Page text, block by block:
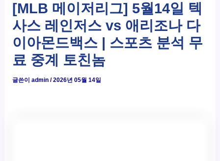
[MLB 메이저리그] 5월14일 텍
사스 레인저스 vs 애리조나 다
이아몬드백스 | 스포츠 분석 무
료 중계 토친놈
글쓴이admin/2026년 05월 14일